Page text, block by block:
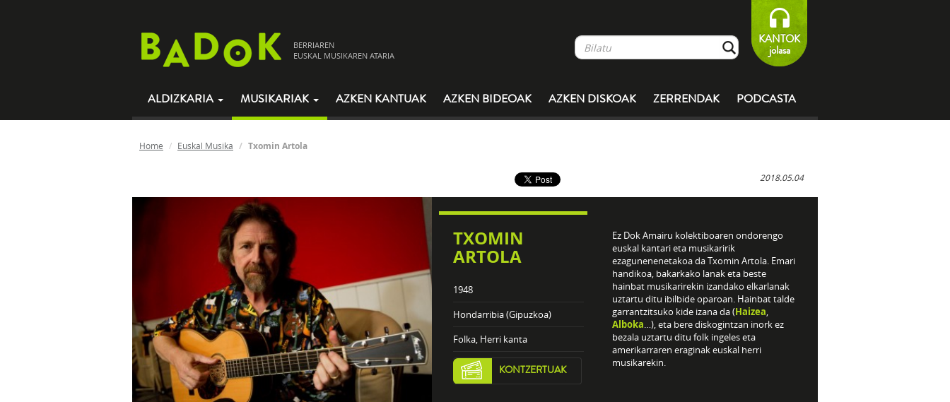
BERRIAREN
EUSKAL MUSIKAREN ATARIA
KANTOK
jolasa
ALDIZKARIA MUSIKARIAK AZKEN KANTUAK AZKEN BIDEOAK AZKEN DISKOAK ZERRENDAK PODCASTA
Home Euskal Musika Txomin Artola
2018.05.04
TXOMIN
ARTOLA
1948
Hondarribia (Gipuzkoa)
Folka, Herri kanta
KONTZERTUAK
Ez Dok Amairu kolektiboaren ondorengo
euskal kantari eta musikaririk
ezagunenenetakoa da Txomin Artola. Emari
handikoa, bakarkako lanak eta beste
hainbat musikarirekin izandako elkarlanak
uztartu ditu ibilbide oparoan. Hainbat talde
garrantzitsuko kide izana da (Haizea,
Alboka…), eta bere diskogintzan inork ez
bezala uztartu ditu folk ingeles eta
amerikarraren eraginak euskal herri
musikarekin.